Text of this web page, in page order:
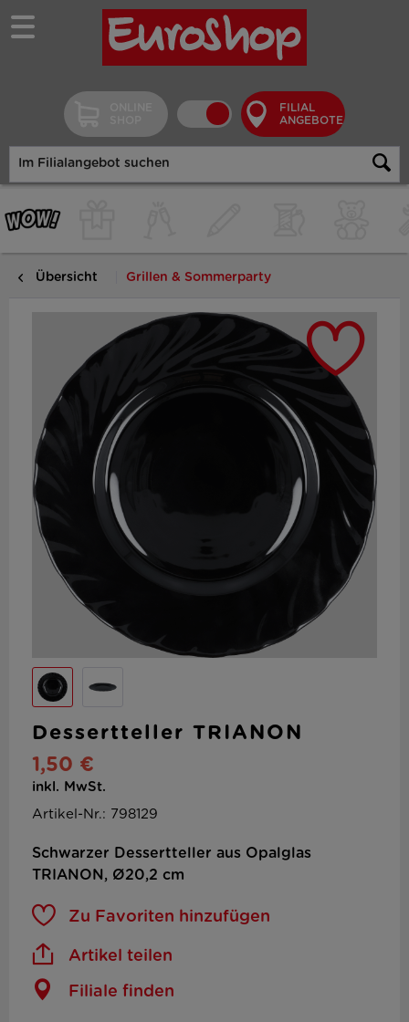
FILIAL
ANGEBOTE
Übersicht Grillen & Sommerparty
Dessertteller TRIANON
1,50 €
inkl. MwSt.
Artikel-Nr.: 798129
Schwarzer Dessertteller aus Opalglas
TRIANON, Ø20,2 cm
Zu Favoriten hinzufügen
Artikel teilen
Filiale finden